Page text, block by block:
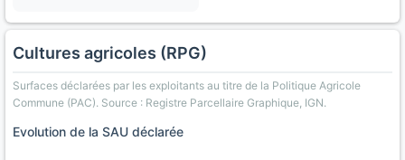
Cultures agricoles (RPG)
Surfaces déclarées par les exploitants au titre de la Politique Agricole
Commune (PAC). Source : Registre Parcellaire Graphique, IGN.
Evolution de la SAU déclarée